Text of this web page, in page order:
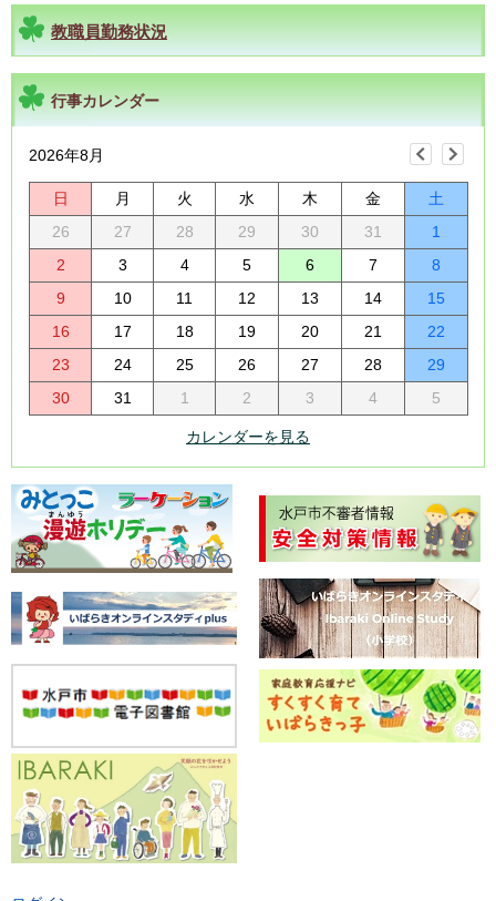
教職員勤務状況
行事カレンダー
2026年8月
日 月 火 水 木 金
土
26
27 28 29 30 31
1
2
3 4 5 6 7
8
9
10 11 12 13 14
15
16
17 18 19 20 21
22
23
24 25 26 27 28
29
30
31 1 2 3 4 5
カレンダーを見る